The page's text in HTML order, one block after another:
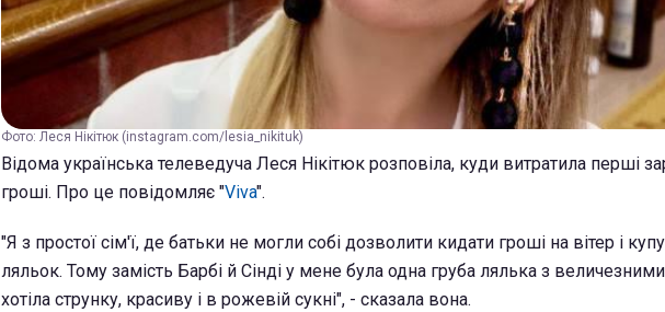
Фото: Леся Нікітюк (instagram.com/lesia_nikituk)
Відома українська телеведуча Леся Нікітюк розповіла, куди витратила перші
гроші. Про це повідомляє "Viva".
"Я з простої сім'ї, де батьки не могли собі дозволити кидати гроші на вітер і
ляльок. Тому замість Барбі й Сінді у мене була одна груба лялька з
хотіла струнку, красиву і в рожевій сукні", - сказала вона.